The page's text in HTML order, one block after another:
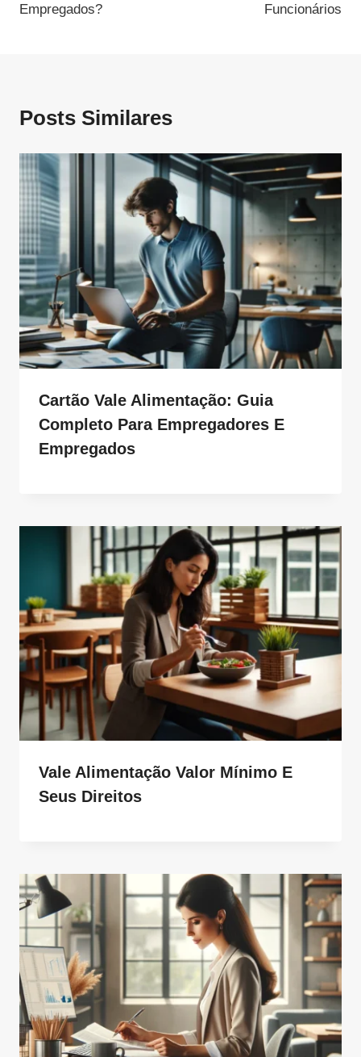
Empregados? Funcionários
Posts Similares
Cartão Vale Alimentação: Guia
Completo Para Empregadores E
Empregados
Vale Alimentação Valor Mínimo E
Seus Direitos